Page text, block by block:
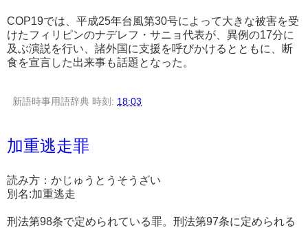
COP19では、平成25年台風第30号によって大きな被害を受
けたフィリピンのナデレフ・サニョ代表が、異例の17分に
及ぶ演説を行い、諸外国に支援を呼びかけるとともに、断
食を宣言した出来事も話題となった。
新語時事用語辞典 時刻: 18:03
加重逃走罪
読み方：かじゅうとうそうざい
別名:加重逃走
刑法第98条で定められている罪。刑法第97条に定められる